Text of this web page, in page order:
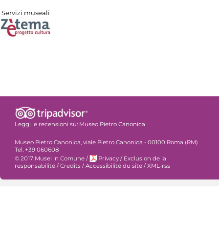
Servizi museali
Leggi le recensioni su: Museo Pietro Canonica
Museo Pietro Canonica, viale Pietro Canonica - 00100 Roma (RM)
Tel. +39 060608
© 2017 Musei in Comune / Privacy / Exclusion de la
responsabilité / Credits / Accessibilité du site / XML-rss